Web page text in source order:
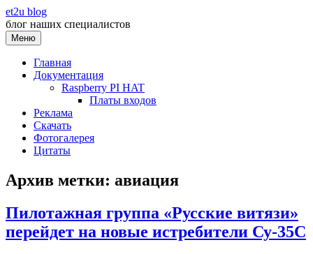
Перейти
к
содержимому
et2u blog
блог наших специалистов
Меню
Главная
Документация
Raspberry PI HAT
Платы входов
Реклама
Скачать
Фотогалерея
Цитаты
Архив метки: авиация
Пилотажная группа «Русские витязи»
перейдет на новые истребители Су-35С